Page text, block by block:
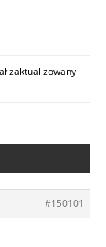
zaktualizowany
#150101